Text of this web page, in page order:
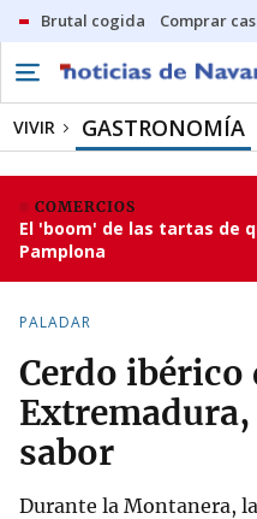
Brutal cogida Comprar
VIVIR GASTRONOMÍA
COMERCIOS
El 'boom' de las tartas de
Pamplona
PALADAR
Cerdo ibérico
sabor
Durante la Montanera,